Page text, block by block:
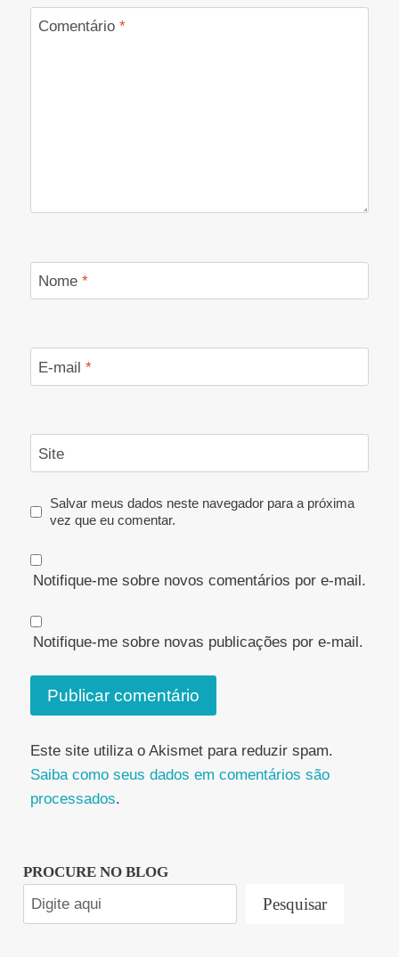
Comentário *
Nome *
E-mail *
Site
Salvar meus dados neste navegador para a próxima
vez que eu comentar.
Notifique-me sobre novos comentários por e-mail.
Notifique-me sobre novas publicações por e-mail.
Este site utiliza o Akismet para reduzir spam.
Saiba como seus dados em comentários são
processados.
PROCURE NO BLOG
Pesquisar